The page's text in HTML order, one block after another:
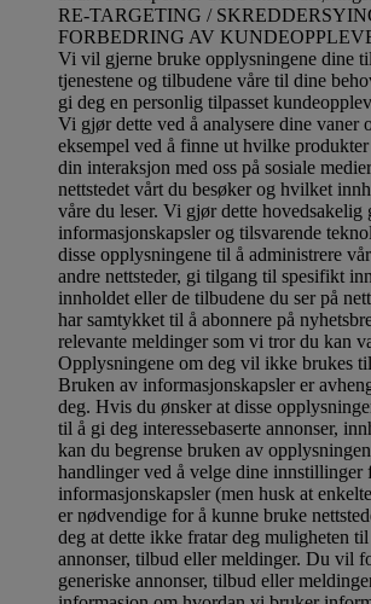
RE-TARGETING /
FORBEDRING AV
Vi vil gjerne bruke opplysningene dine
tjenestene og tilbudene våre til dine
gi deg en personlig tilpasset
Vi gjør dette ved å analysere dine vaner
eksempel ved å finne ut hvilke produkter
din interaksjon med oss på sosiale
nettstedet vårt du besøker og hvilket
våre du leser. Vi gjør dette hovedsakelig
informasjonskapsler og tilsvarende
disse opplysningene til å administrere
andre nettsteder, gi tilgang til spesifikt
innholdet eller de tilbudene du ser på
har samtykket til å abonnere på
relevante meldinger som vi tror du kan
Opplysningene om deg vil ikke brukes
Bruken av informasjonskapsler er
deg. Hvis du ønsker at disse
til å gi deg interessebaserte annonser,
kan du begrense bruken av
handlinger ved å velge dine innstillinger
informasjonskapsler (men husk at
er nødvendige for å kunne bruke
deg at dette ikke fratar deg muligheten
annonser, tilbud eller meldinger. Du vil
generiske annonser, tilbud eller